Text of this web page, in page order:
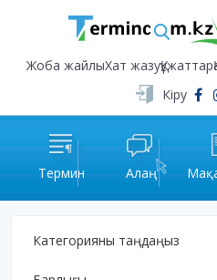
Жоба жайлыХат жазуҚұжаттар
Кіру
Термин Алаң
Категорияны таңдаңыз